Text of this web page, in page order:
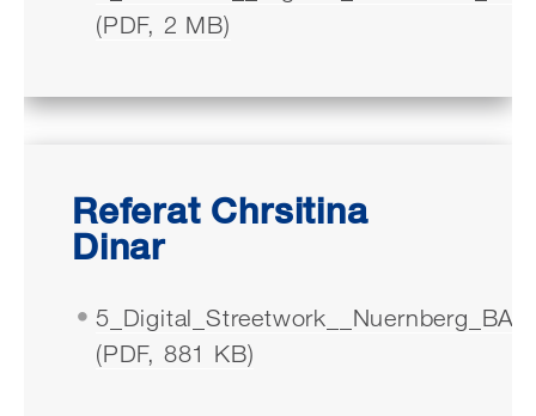
(PDF, 2 MB)
Referat Chrsitina
Dinar
(PDF, 881 KB)